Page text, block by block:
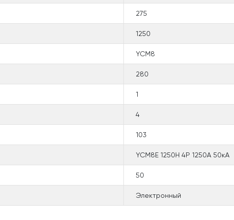
275
1250
YCM8
280
1
4
103
YCM8E 1250H 4P 1250A 50кА
50
Электронный